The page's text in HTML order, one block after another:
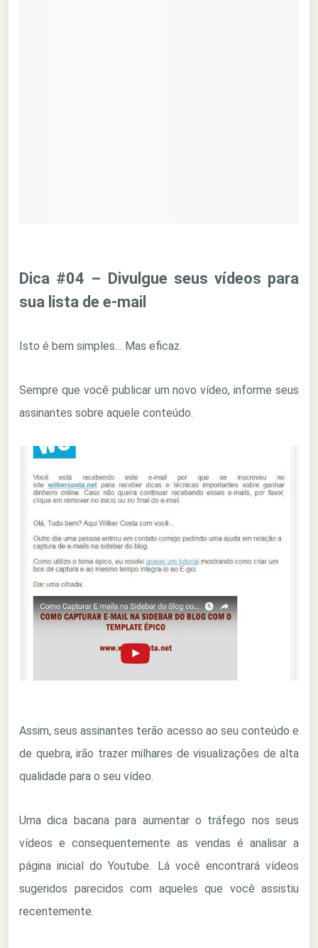
Dica #04 – Divulgue seus vídeos para
sua lista de e-mail
Isto é bem simples… Mas eficaz.
Sempre que você publicar um novo vídeo, informe seus
assinantes sobre aquele conteúdo.
Assim, seus assinantes terão acesso ao seu conteúdo e
de quebra, irão trazer milhares de visualizações de alta
qualidade para o seu vídeo.
Uma dica bacana para aumentar o tráfego nos seus
vídeos e consequentemente as vendas é analisar a
página inicial do Youtube. Lá você encontrará vídeos
sugeridos parecidos com aqueles que você assistiu
recentemente.